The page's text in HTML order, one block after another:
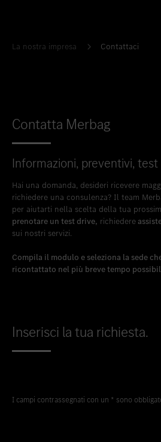
La nostra impresa Contattaci
Contatta Merbag
Informazioni, preventivi,
Hai una domanda, desideri ricevere
richiedere una consulenza? Il team
per aiutarti nella scelta della tua
prenotare un test drive, richiedere
sui nostri servizi.
Compila il modulo e seleziona la sede
ricontattato nel più breve tempo
Inserisci la tua richiesta.
I campi contrassegnati con un * sono